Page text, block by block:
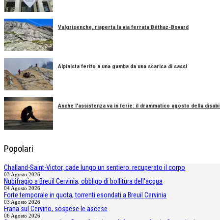
Valgrisenche, riaperta la via ferrata Béthaz-Bovard
Alpinista ferito a una gamba da una scarica di sassi
Anche l'assistenza va in ferie: il drammatico agosto della
Popolari
Challand-Saint-Victor, cade lungo un sentiero: recuperato il corpo
03 Agosto 2026
Nubifragio a Breuil Cervinia, obbligo di bollitura dell'acqua
04 Agosto 2026
Forte temporale in quota, torrenti esondati a Breuil Cervinia
03 Agosto 2026
Frana sul Cervino, sospese le ascese
06 Agosto 2026